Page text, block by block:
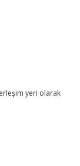
yeri olarak